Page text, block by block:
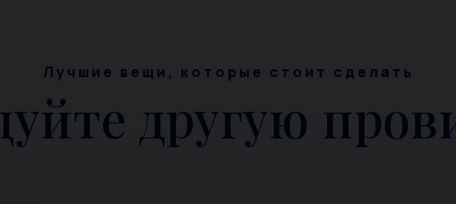
Лучшие вещи, которые стоит сделать
другую